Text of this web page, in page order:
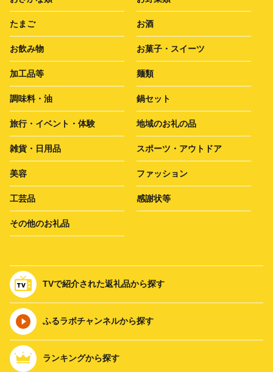
たまご お酒
お飲み物 お菓子・スイーツ
加工品等 麺類
調味料・油 鍋セット
旅行・イベント・体験 地域のお礼の品
雑貨・日用品 スポーツ・アウトドア
美容 ファッション
工芸品 感謝状等
その他のお礼品
TVで紹介された返礼品から探す
ふるラボチャンネルから探す
ランキングから探す